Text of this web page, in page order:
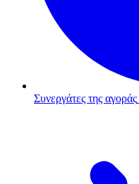
Συνεργάτες της αγοράς